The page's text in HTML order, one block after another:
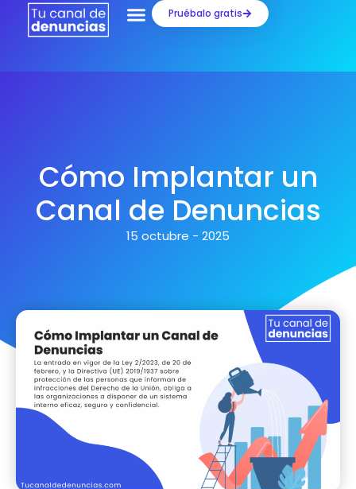
Pruébalo gratis
Cómo Implantar un
Canal de Denuncias
15 octubre - 2025